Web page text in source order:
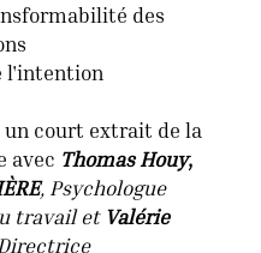
des
l'intention
un court extrait de la
avec Thomas Houy,
, Psychologue
travail et Valérie